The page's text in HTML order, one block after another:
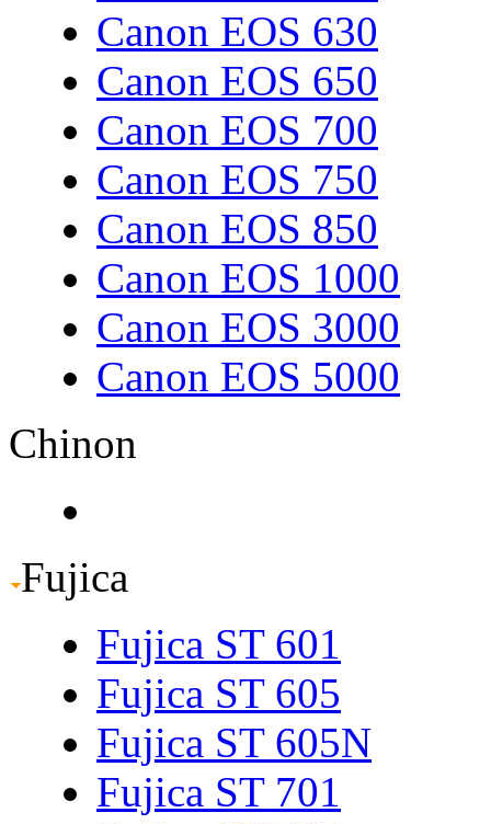
Canon EOS 630
Canon EOS 650
Canon EOS 700
Canon EOS 750
Canon EOS 850
Canon EOS 1000
Canon EOS 3000
Canon EOS 5000
Chinon
Fujica
Fujica ST 601
Fujica ST 605
Fujica ST 605N
Fujica ST 701